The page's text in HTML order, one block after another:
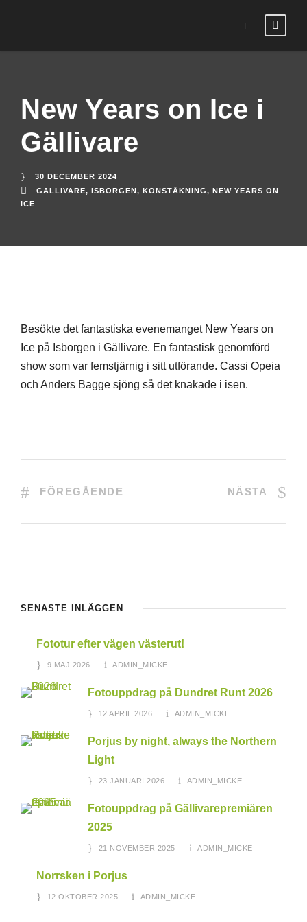
New Years on Ice i
Gällivare
30 DECEMBER 2024
GÄLLIVARE, ISBORGEN, KONSTÅKNING, NEW YEARS ON
ICE
Besökte det fantastiska evenemanget New Years on
Ice på Isborgen i Gällivare. En fantastisk genomförd
show som var femstjärnig i sitt utförande. Cassi Opeia
och Anders Bagge sjöng så det knakade i isen.
FÖREGÅENDE NÄSTA
SENASTE INLÄGGEN
Fototur efter vägen västerut!
9 MAJ 2026 ADMIN_MICKE
Fotouppdrag på Dundret Runt 2026
12 APRIL 2026 ADMIN_MICKE
Porjus by night, always the Northern
Light
23 JANUARI 2026 ADMIN_MICKE
Fotouppdrag på Gällivarepremiären
2025
21 NOVEMBER 2025 ADMIN_MICKE
Norrsken i Porjus
12 OKTOBER 2025 ADMIN_MICKE